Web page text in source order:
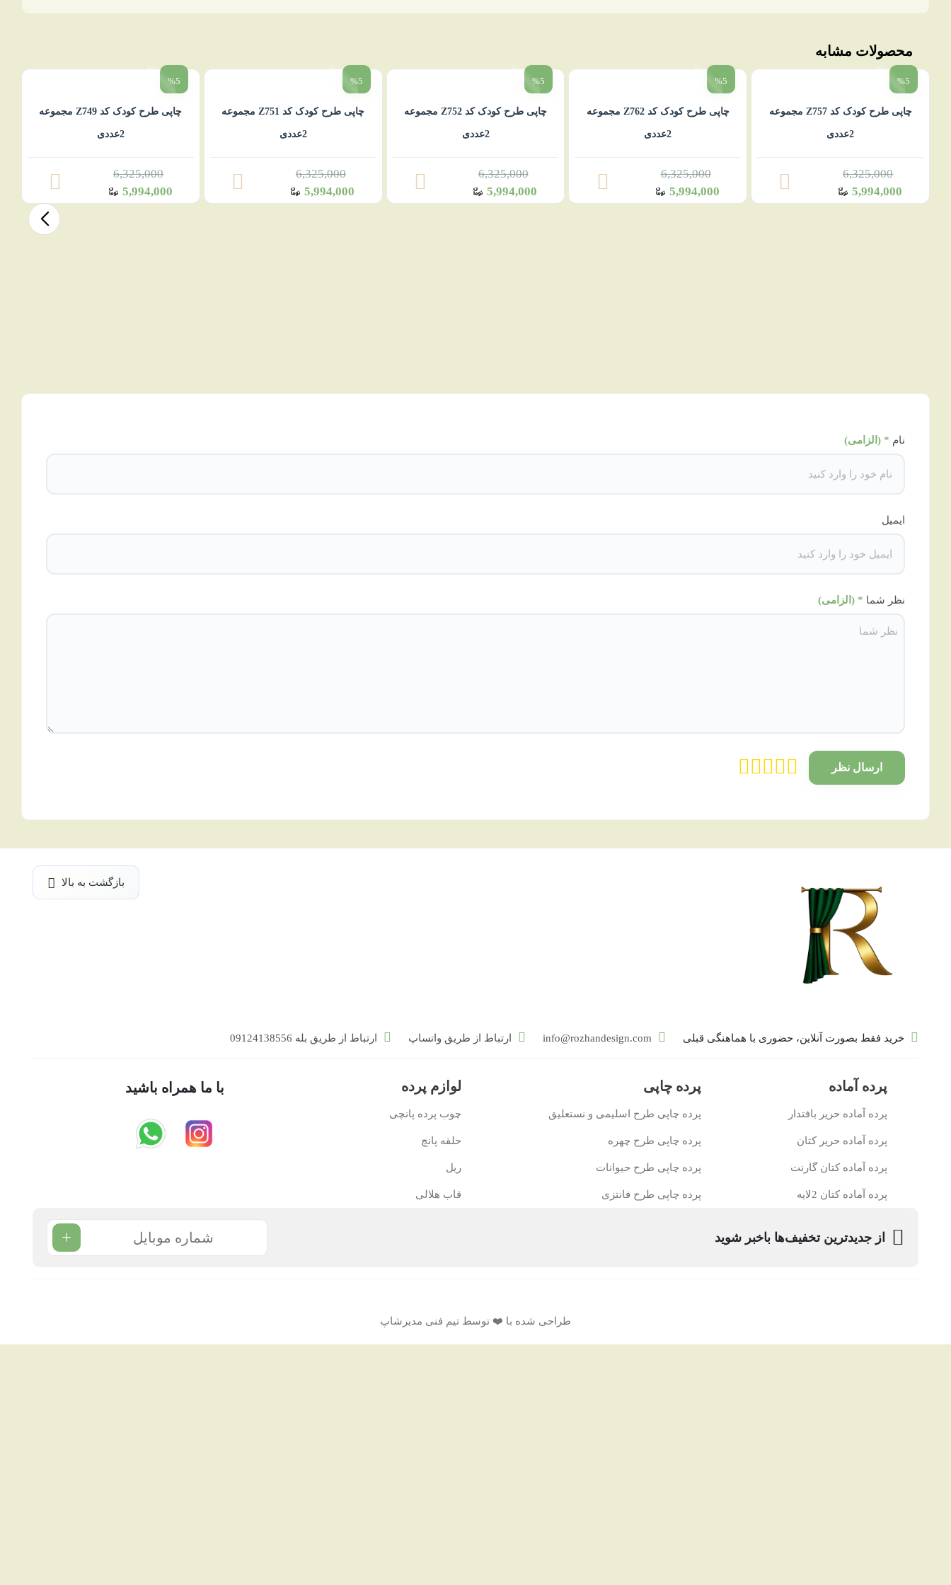
محصولات مشابه
%5
چاپی طرح کودک کد Z757 مجموعه
2عددی
6,325,000
5,994,000
%5
چاپی طرح کودک کد Z762 مجموعه
2عددی
6,325,000
5,994,000
%5
چاپی طرح کودک کد Z752 مجموعه
2عددی
6,325,000
5,994,000
%5
چاپی طرح کودک کد Z751 مجموعه
2عددی
6,325,000
5,994,000
%5
چاپی طرح کودک کد Z749 مجموعه
2عددی
6,325,000
5,994,000
نام * (الزامی)
ایمیل
نظر شما * (الزامی)
ارسال نظر
بازگشت به بالا
خرید فقط بصورت آنلاین، حضوری با هماهنگی قبلی info@rozhandesign.com ارتباط از طریق واتساپ ارتباط از طریق بله 09124138556
پرده‌ آماده
پرده آماده حرير بافتدار
پرده آماده حریر کتان
پرده آماده كتان گارنت
پرده آماده کتان 2لایه
پرده چاپی
پرده چاپی طرح اسلیمی و نستعلیق
پرده چاپی طرح چهره
پرده چاپی طرح حیوانات
پرده چاپی طرح فانتزی
لوازم پرده
چوب پرده پانچی
حلقه پانچ
ریل
قاب هلالی
با ما همراه باشید
از جدیدترین تخفیف‌ها باخبر شوید +
طراحی شده با ❤️ توسط تیم فنی مدیرشاپ